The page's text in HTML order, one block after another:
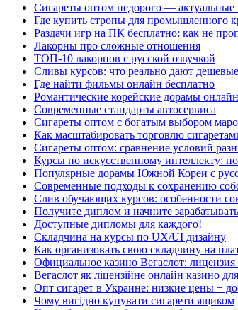
Сигареты оптом недорого —
Где купить стропы для промышленного
Раздачи игр на ПК бесплатно: как не
Лакорны про сложные отношения
ТОП-10 лакорнов с русской озвучкой
Сливы курсов: что реально дают
Где найти фильмы онлайн бесплатно
Романтические корейские дорамы онлайн
Современные стандарты автосервиса
Сигареты оптом с богатым выбором
Как масштабировать торговлю
Сигареты оптом: сравнение условий
Курсы по искусственному интеллекту:
Популярные дорамы Южной Кореи с
Современные подходы к сохранению
Слив обучающих курсов: особенности
Получите диплом и начните
Доступные дипломы для каждого!
Складчина на курсы по UX/UI дизайну
Как организовать свою складчину на
Официальное казино Вегаслот: лицензия
Вегаслот як ліцензійне онлайн казино
Опт сигарет в Украине: низкие цены +
Чому вигідно купувати сигарети ящиком